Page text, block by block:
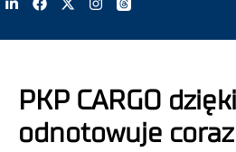
PKP CARGO
odnotowuje